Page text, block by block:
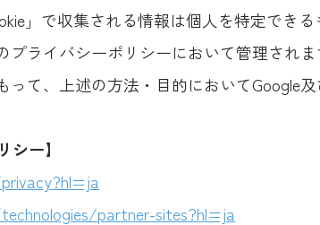
」で収集される情報は個人を特定できる
ライバシーポリシーにおいて管理されま
って、上述の方法・目的においてGoogle
シー】
partner-sites?hl=ja